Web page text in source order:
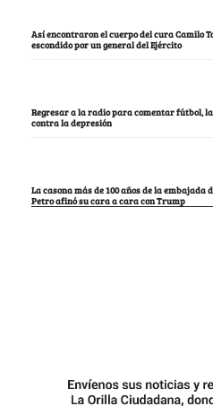
Así encontraron el cuerpo del cura Camilo
escondido por un general del Ejército
Regresar a la radio para comentar fútbol,
contra la depresión
La casona más de 100 años de la embajada
Petro afinó su cara a cara con Trump